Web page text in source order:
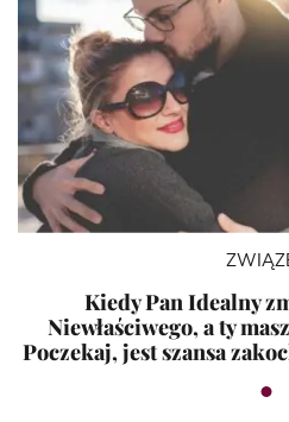
Kiedy Pan Idealny
Niewłaściwego, a ty
Poczekaj, jest szansa